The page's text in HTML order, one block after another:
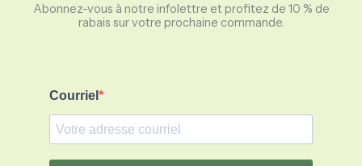
Abonnez-vous à notre infolettre et profitez de 10 % de
rabais sur votre prochaine commande.
Courriel